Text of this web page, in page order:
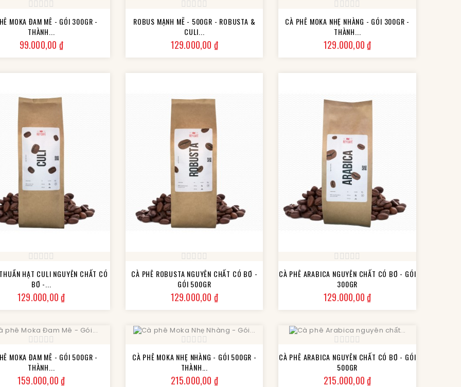
MOKA ĐAM MÊ - GÓI 300GR -
THÀNH...
99.000,00 ₫Giá
ROBUS MẠNH MẼ - 500GR - ROBUSTA &
CULI...
129.000,00 ₫Giá
CÀ PHÊ MOKA NHẸ NHÀNG - GÓI 300GR -
THÀNH...
129.000,00 ₫Giá
HẠT CULI NGUYÊN CHẤT CÓ
BƠ -...
129.000,00 ₫Giá
CÀ PHÊ ROBUSTA NGUYÊN CHẤT CÓ BƠ -
GÓI 500GR
129.000,00 ₫Giá
CÀ PHÊ ARABICA NGUYÊN CHẤT CÓ BƠ - GÓI
300GR
129.000,00 ₫Giá
MOKA ĐAM MÊ - GÓI 500GR -
THÀNH...
159.000,00 ₫Giá
CÀ PHÊ MOKA NHẸ NHÀNG - GÓI 500GR -
THÀNH...
215.000,00 ₫Giá
CÀ PHÊ ARABICA NGUYÊN CHẤT CÓ BƠ - GÓI
500GR
215.000,00 ₫Giá